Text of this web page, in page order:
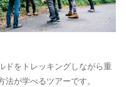
ドをトレッキングしながら重
が学べるツアーです。